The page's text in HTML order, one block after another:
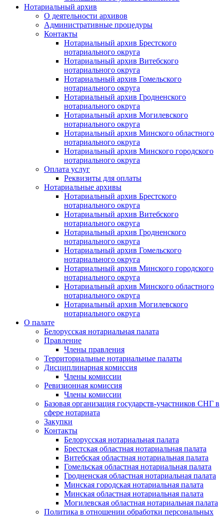
Нотариальный архив
О деятельности архивов
Административные процедуры
Контакты
Нотариальный архив Брестского
нотариального округа
Нотариальный архив Витебского
нотариального округа
Нотариальный архив Гомельского
нотариального округа
Нотариальный архив Гродненского
нотариального округа
Нотариальный архив Могилевского
нотариального округа
Нотариальный архив Минского областного
нотариального округа
Нотариальный архив Минского городского
нотариального округа
Оплата услуг
Реквизиты для оплаты
Нотариальные архивы
Нотариальный архив Брестского
нотариального округа
Нотариальный архив Витебского
нотариального округа
Нотариальный архив Гродненского
нотариального округа
Нотариальный архив Гомельского
нотариального округа
Нотариальный архив Минского городского
нотариального округа
Нотариальный архив Минского областного
нотариального округа
Нотариальный архив Могилевского
нотариального округа
О палате
Белорусская нотариальная палата
Правление
Члены правления
Территориальные нотариальные палаты
Дисциплинарная комиссия
Члены комиссии
Ревизионная комиссия
Члены комиссии
Базовая организация государств-участников СНГ в
сфере нотариата
Закупки
Контакты
Белорусская нотариальная палата
Брестская областная нотариальная палата
Витебская областная нотариальная палата
Гомельская областная нотариальная палата
Гродненская областная нотариальная палата
Минская городская нотариальная палата
Минская областная нотариальная палата
Могилевская областная нотариальная палата
Политика в отношении обработки персональных